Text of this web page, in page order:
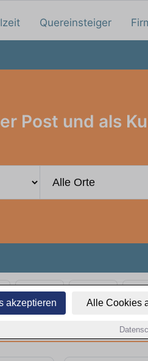
akzeptieren Alle Cookies
Quereinsteiger
Post und als